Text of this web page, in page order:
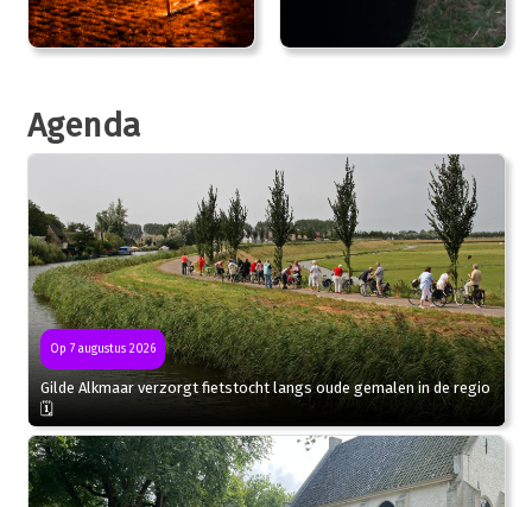
Agenda
Op 7 augustus 2026
Gilde Alkmaar verzorgt fietstocht langs oude gemalen in de regio
🗓